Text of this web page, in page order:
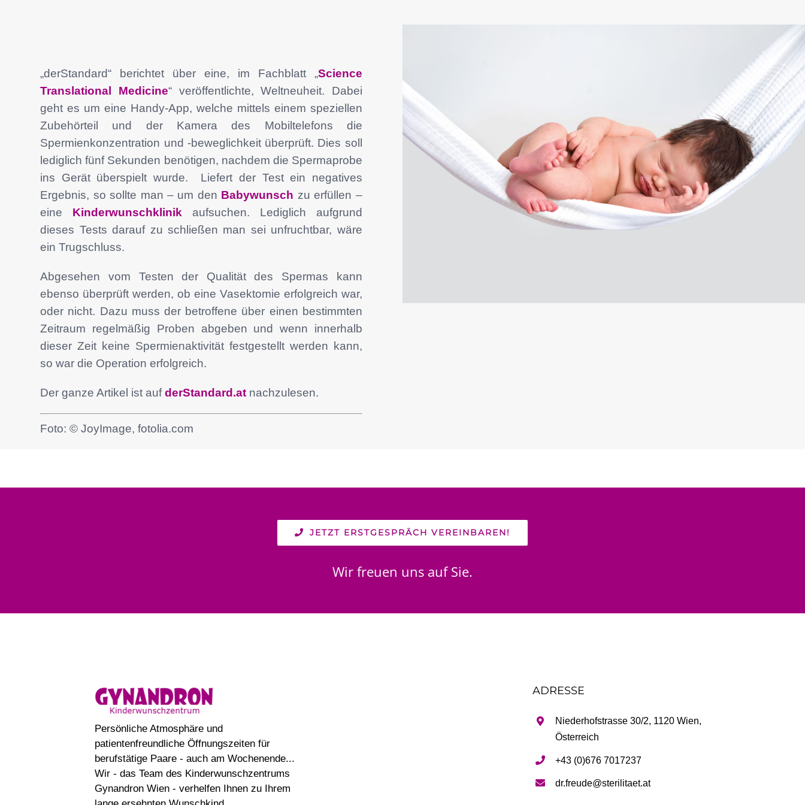
„derStandard“ berichtet über eine, im Fachblatt „Science
Translational Medicine“ veröffentlichte, Weltneuheit. Dabei
geht es um eine Handy-App, welche mittels einem speziellen
Zubehörteil und der Kamera des Mobiltelefons die
Spermienkonzentration und -beweglichkeit überprüft. Dies soll
lediglich fünf Sekunden benötigen, nachdem die Spermaprobe
ins Gerät überspielt wurde.
Liefert der Test ein negatives
Ergebnis, so sollte man – um den Babywunsch zu erfüllen –
eine Kinderwunschklinik aufsuchen. Lediglich aufgrund
dieses Tests darauf zu schließen man sei unfruchtbar, wäre
ein Trugschluss.
Abgesehen vom Testen der Qualität des Spermas kann
ebenso überprüft werden, ob eine Vasektomie erfolgreich war,
oder nicht. Dazu muss der betroffene über einen bestimmten
Zeitraum regelmäßig Proben abgeben und wenn innerhalb
dieser Zeit keine Spermienaktivität festgestellt werden kann,
so war die Operation erfolgreich.
Der ganze Artikel ist aufderStandard.at nachzulesen.
Foto: © JoyImage, fotolia.com
JETZT ERSTGESPRÄCH VEREINBAREN!
Wir freuen uns auf Sie.
Persönliche Atmosphäre und
patientenfreundliche Öffnungszeiten für
berufstätige Paare - auch am Wochenende...
Wir - das Team des Kinderwunschzentrums
Gynandron Wien - verhelfen Ihnen zu Ihrem
ADRESSE
Niederhofstrasse 30/2, 1120 Wien,
Österreich
+43 (0)676 7017237
dr.freude@sterilitaet.at